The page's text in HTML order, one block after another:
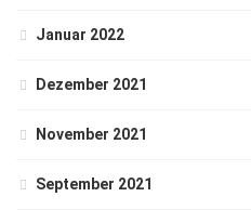
Januar 2022
Dezember 2021
November 2021
September 2021